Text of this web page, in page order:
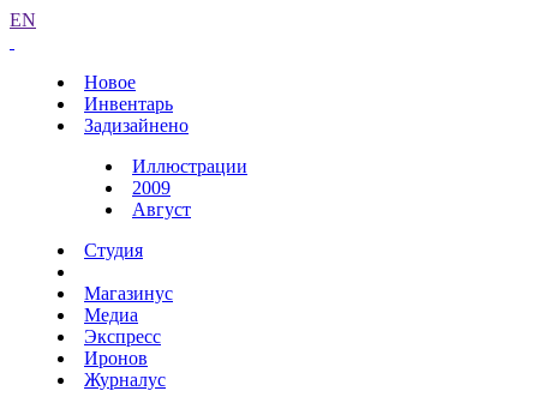
EN
Новое
Инвентарь
Задизайнено
Иллюстрации
2009
Август
Студия
Магазинус
Медиа
Экспресс
Иронов
Журналус